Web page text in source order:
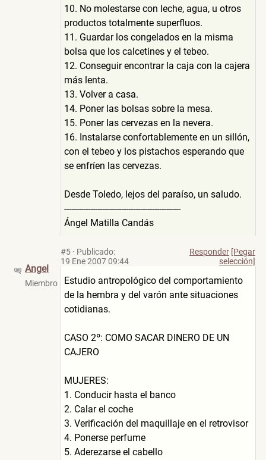
10. No molestarse con leche, agua, u otros
productos totalmente superfluos.
11. Guardar los congelados en la misma
bolsa que los calcetines y el tebeo.
12. Conseguir encontrar la caja con la cajera
más lenta.
13. Volver a casa.
14. Poner las bolsas sobre la mesa.
15. Poner las cervezas en la nevera.
16. Instalarse confortablemente en un sillón,
con el tebeo y los pistachos esperando que
se enfríen las cervezas.
Desde Toledo, lejos del paraíso, un saludo.
-------------------------------------------------
Ángel Matilla Candás
Angel
Miembro
#5 · Publicado:
19 Ene 2007 09:44
Responder [Pegar
selección]
Estudio antropológico del comportamiento
de la hembra y del varón ante situaciones
cotidianas.
CASO 2º: COMO SACAR DINERO DE UN
CAJERO
MUJERES:
1. Conducir hasta el banco
2. Calar el coche
3. Verificación del maquillaje en el retrovisor
4. Ponerse perfume
5. Aderezarse el cabello